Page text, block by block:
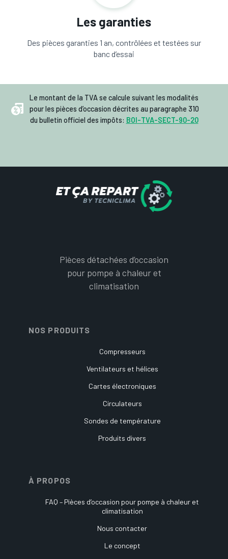
Les garanties
Des pièces garanties 1 an, contrôlées et testées sur
banc d’essai
Le montant de la TVA se calcule suivant les modalités
pour les pièces d’occasion décrites au paragraphe 310
du bulletin officiel des impôts: BOI-TVA-SECT-90-20
Pièces détachées d’occasion
pour pompe à chaleur et
climatisation
NOS PRODUITS
Compresseurs
Ventilateurs et hélices
Cartes électroniques
Circulateurs
Sondes de température
Produits divers
À PROPOS
FAQ – Pièces d’occasion pour pompe à chaleur et
climatisation
Nous contacter
Le concept